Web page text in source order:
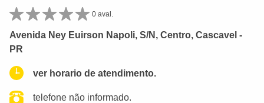
0 aval.
Avenida Ney Euirson Napoli, S/N, Centro, Cascavel -
PR
ver horario de atendimento.
telefone não informado.